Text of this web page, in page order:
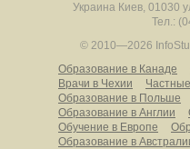
Украина Киев, 01030
Тел.:
© 2010—2026
Образование в Канаде
Врачи в Чехии
Образование в Польше
Образование в Англии
Обучение в Европе
Образование в